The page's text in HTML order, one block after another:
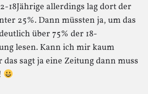
18Jährige allerdings lag dort der
25%. Dann müssten ja, um das
über 75% der 18-
lesen. Kann ich mir kaum
sagt ja eine Zeitung dann muss